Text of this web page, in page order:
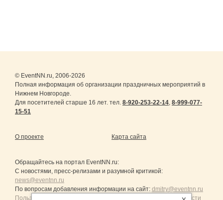
© EventNN.ru, 2006-2026
Полная информация об организации праздничных мероприятий в
Нижнем Новгороде.
Для посетителей старше 16 лет. тел. 8-920-253-22-14, 8-999-077-
15-51
О проекте Карта сайта
Обращайтесь на портал EventNN.ru:
С новостями, пресс-релизами и разумной критикой:
news@eventnn.ru
По вопросам добавления информации на сайт: dmitry@eventnn.ru
Пользовательское Соглашение и политика конфиденциальности